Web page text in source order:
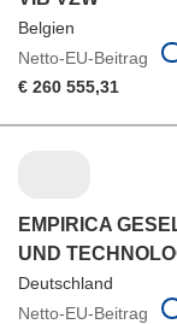
Belgien
Netto-EU-Beitrag
€ 260 555,31
EMPIRICA
UND
Deutschland
Netto-EU-Beitrag